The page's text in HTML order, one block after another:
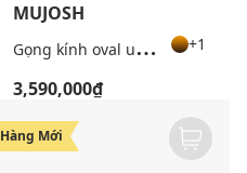
MUJOSH
G
ọng kính oval unisex thời thượng +1
3,590,000₫
Hàng Mới